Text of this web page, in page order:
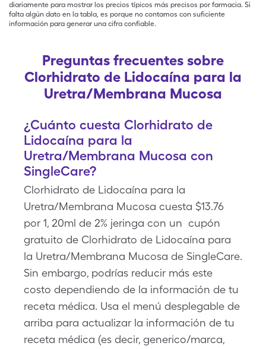
diariamente para mostrar los precios típicos más precisos por farmacia. Si
falta algún dato en la tabla, es porque no contamos con suficiente
información para generar una cifra confiable.
Preguntas frecuentes sobre
Clorhidrato de Lidocaína para la
Uretra/Membrana Mucosa
¿Cuánto cuesta Clorhidrato de
Lidocaína para la
Uretra/Membrana Mucosa con
SingleCare?
Clorhidrato de Lidocaína para la
Uretra/Membrana Mucosa cuesta $13.76
por 1, 20ml de 2% jeringa con un cupón
gratuito de Clorhidrato de Lidocaína para
la Uretra/Membrana Mucosa de SingleCare.
Sin embargo, podrías reducir más este
costo dependiendo de la información de tu
receta médica. Usa el menú desplegable de
arriba para actualizar la información de tu
receta médica (es decir, generico/marca,